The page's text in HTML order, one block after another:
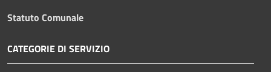
Statuto Comunale
CATEGORIE DI SERVIZIO